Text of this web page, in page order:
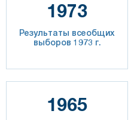
1973
Результаты всеобщих
выборов 1973 г.
1965